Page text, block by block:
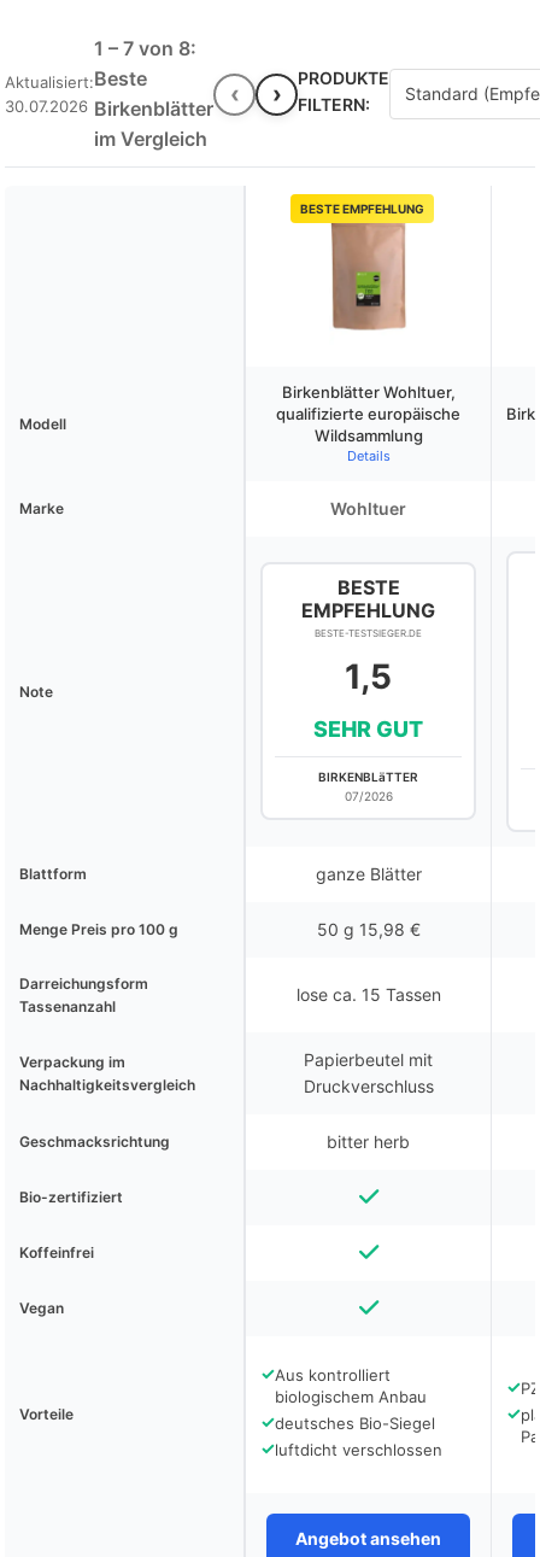
Aktualisiert:
30.07.2026
1 – 7 von 8:
Beste
Birkenblätter
im Vergleich
‹ ›
PRODUKTE
FILTERN:
BESTE EMPFEHLUNG
Modell
Birkenblätter Wohltuer,
qualifizierte europäische
Wildsammlung
Details
Marke Wohltuer
Note
BESTE
EMPFEHLUNG
BESTE-TESTSIEGER.DE
1,5
SEHR GUT
BIRKENBLäTTER
07/2026
Blattform ganze Blätter
Menge Preis pro 100 g 50 g 15,98 €
Darreichungsform
Tassenanzahl
lose ca. 15 Tassen
Verpackung im
Nachhaltigkeitsvergleich
Papierbeutel mit
Druckverschluss
Geschmacksrichtung bitter herb
Bio-zertifiziert
Koffeinfrei
Vegan
Vorteile
✓Aus kontrolliert
biologischem Anbau
✓deutsches Bio-Siegel
✓luftdicht verschlossen
✓
✓
Angebot ansehen